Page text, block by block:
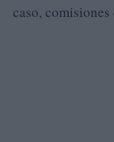
caso,